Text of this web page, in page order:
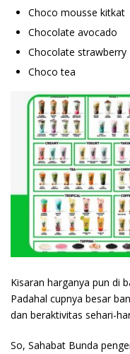
Choco mousse kitkat
Chocolate avocado
Chocolate strawberry
Choco tea
Kisaran harganya pun di
Padahal cupnya besar
dan beraktivitas sehari-
So, Sahabat Bunda